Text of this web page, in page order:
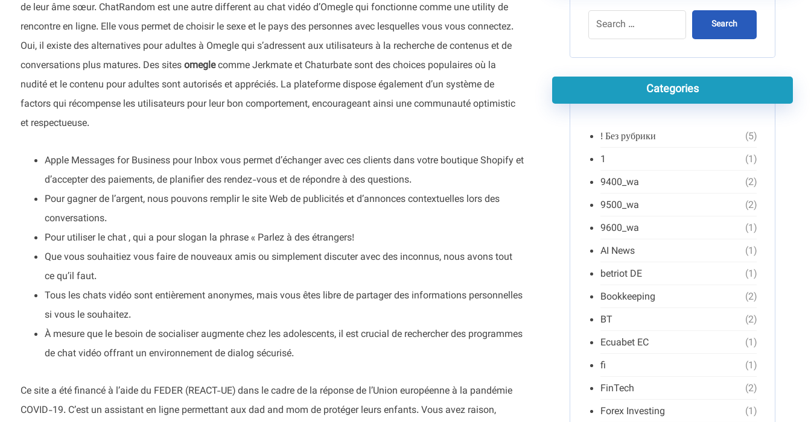
de leur âme sœur. ChatRandom est une autre different au chat vidéo d’Omegle qui fonctionne comme une utility de
rencontre en ligne. Elle vous permet de choisir le sexe et le pays des personnes avec lesquelles vous vous connectez.
Oui, il existe des alternatives pour adultes à Omegle qui s’adressent aux utilisateurs à la recherche de contenus et de
conversations plus matures. Des sitesomeglecomme Jerkmate et Chaturbate sont des choices populaires où la
nudité et le contenu pour adultes sont autorisés et appréciés. La plateforme dispose également d’un système de
factors qui récompense les utilisateurs pour leur bon comportement, encourageant ainsi une communauté optimistic
et respectueuse.
Apple Messages for Business pour Inbox vous permet d’échanger avec ces clients dans votre boutique Shopify et
d’accepter des paiements, de planifier des rendez-vous et de répondre à des questions.
Pour gagner de l’argent, nous pouvons remplir le site Web de publicités et d’annonces contextuelles lors des
conversations.
Pour utiliser le chat , qui a pour slogan la phrase « Parlez à des étrangers!
Que vous souhaitiez vous faire de nouveaux amis ou simplement discuter avec des inconnus, nous avons tout
ce qu’il faut.
Tous les chats vidéo sont entièrement anonymes, mais vous êtes libre de partager des informations personnelles
si vous le souhaitez.
À mesure que le besoin de socialiser augmente chez les adolescents, il est crucial de rechercher des programmes
de chat vidéo offrant un environnement de dialog sécurisé.
Ce site a été financé à l’aide du FEDER (REACT-UE) dans le cadre de la réponse de l’Union européenne à la pandémie
COVID-19. C’est un assistant en ligne permettant aux dad and mom de protéger leurs enfants. Vous avez raison,
Search
Categories
! Без рубрики
(5)
1
(1)
9400_wa
(2)
9500_wa
(2)
9600_wa
(1)
AI News
(1)
betriot DE
(1)
Bookkeeping
(2)
BT
(2)
Ecuabet EC
(1)
fi
(1)
FinTech
(2)
Forex Investing
(1)